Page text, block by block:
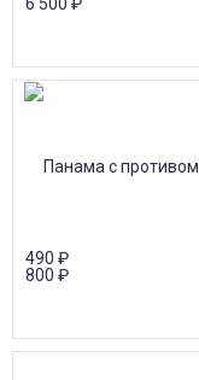
490 ₽
800 ₽